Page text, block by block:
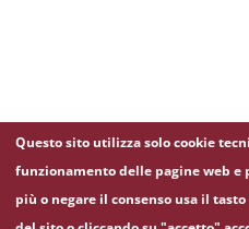
Questo sito utilizza solo cookie
funzionamento delle pagine web e
più o negare il consenso usa il